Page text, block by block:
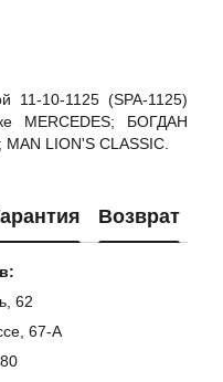
11-10-1125 (SPA-1125)
MERCEDES; БОГДАН
LION'S CLASSIC.
Возврат
62
67-А